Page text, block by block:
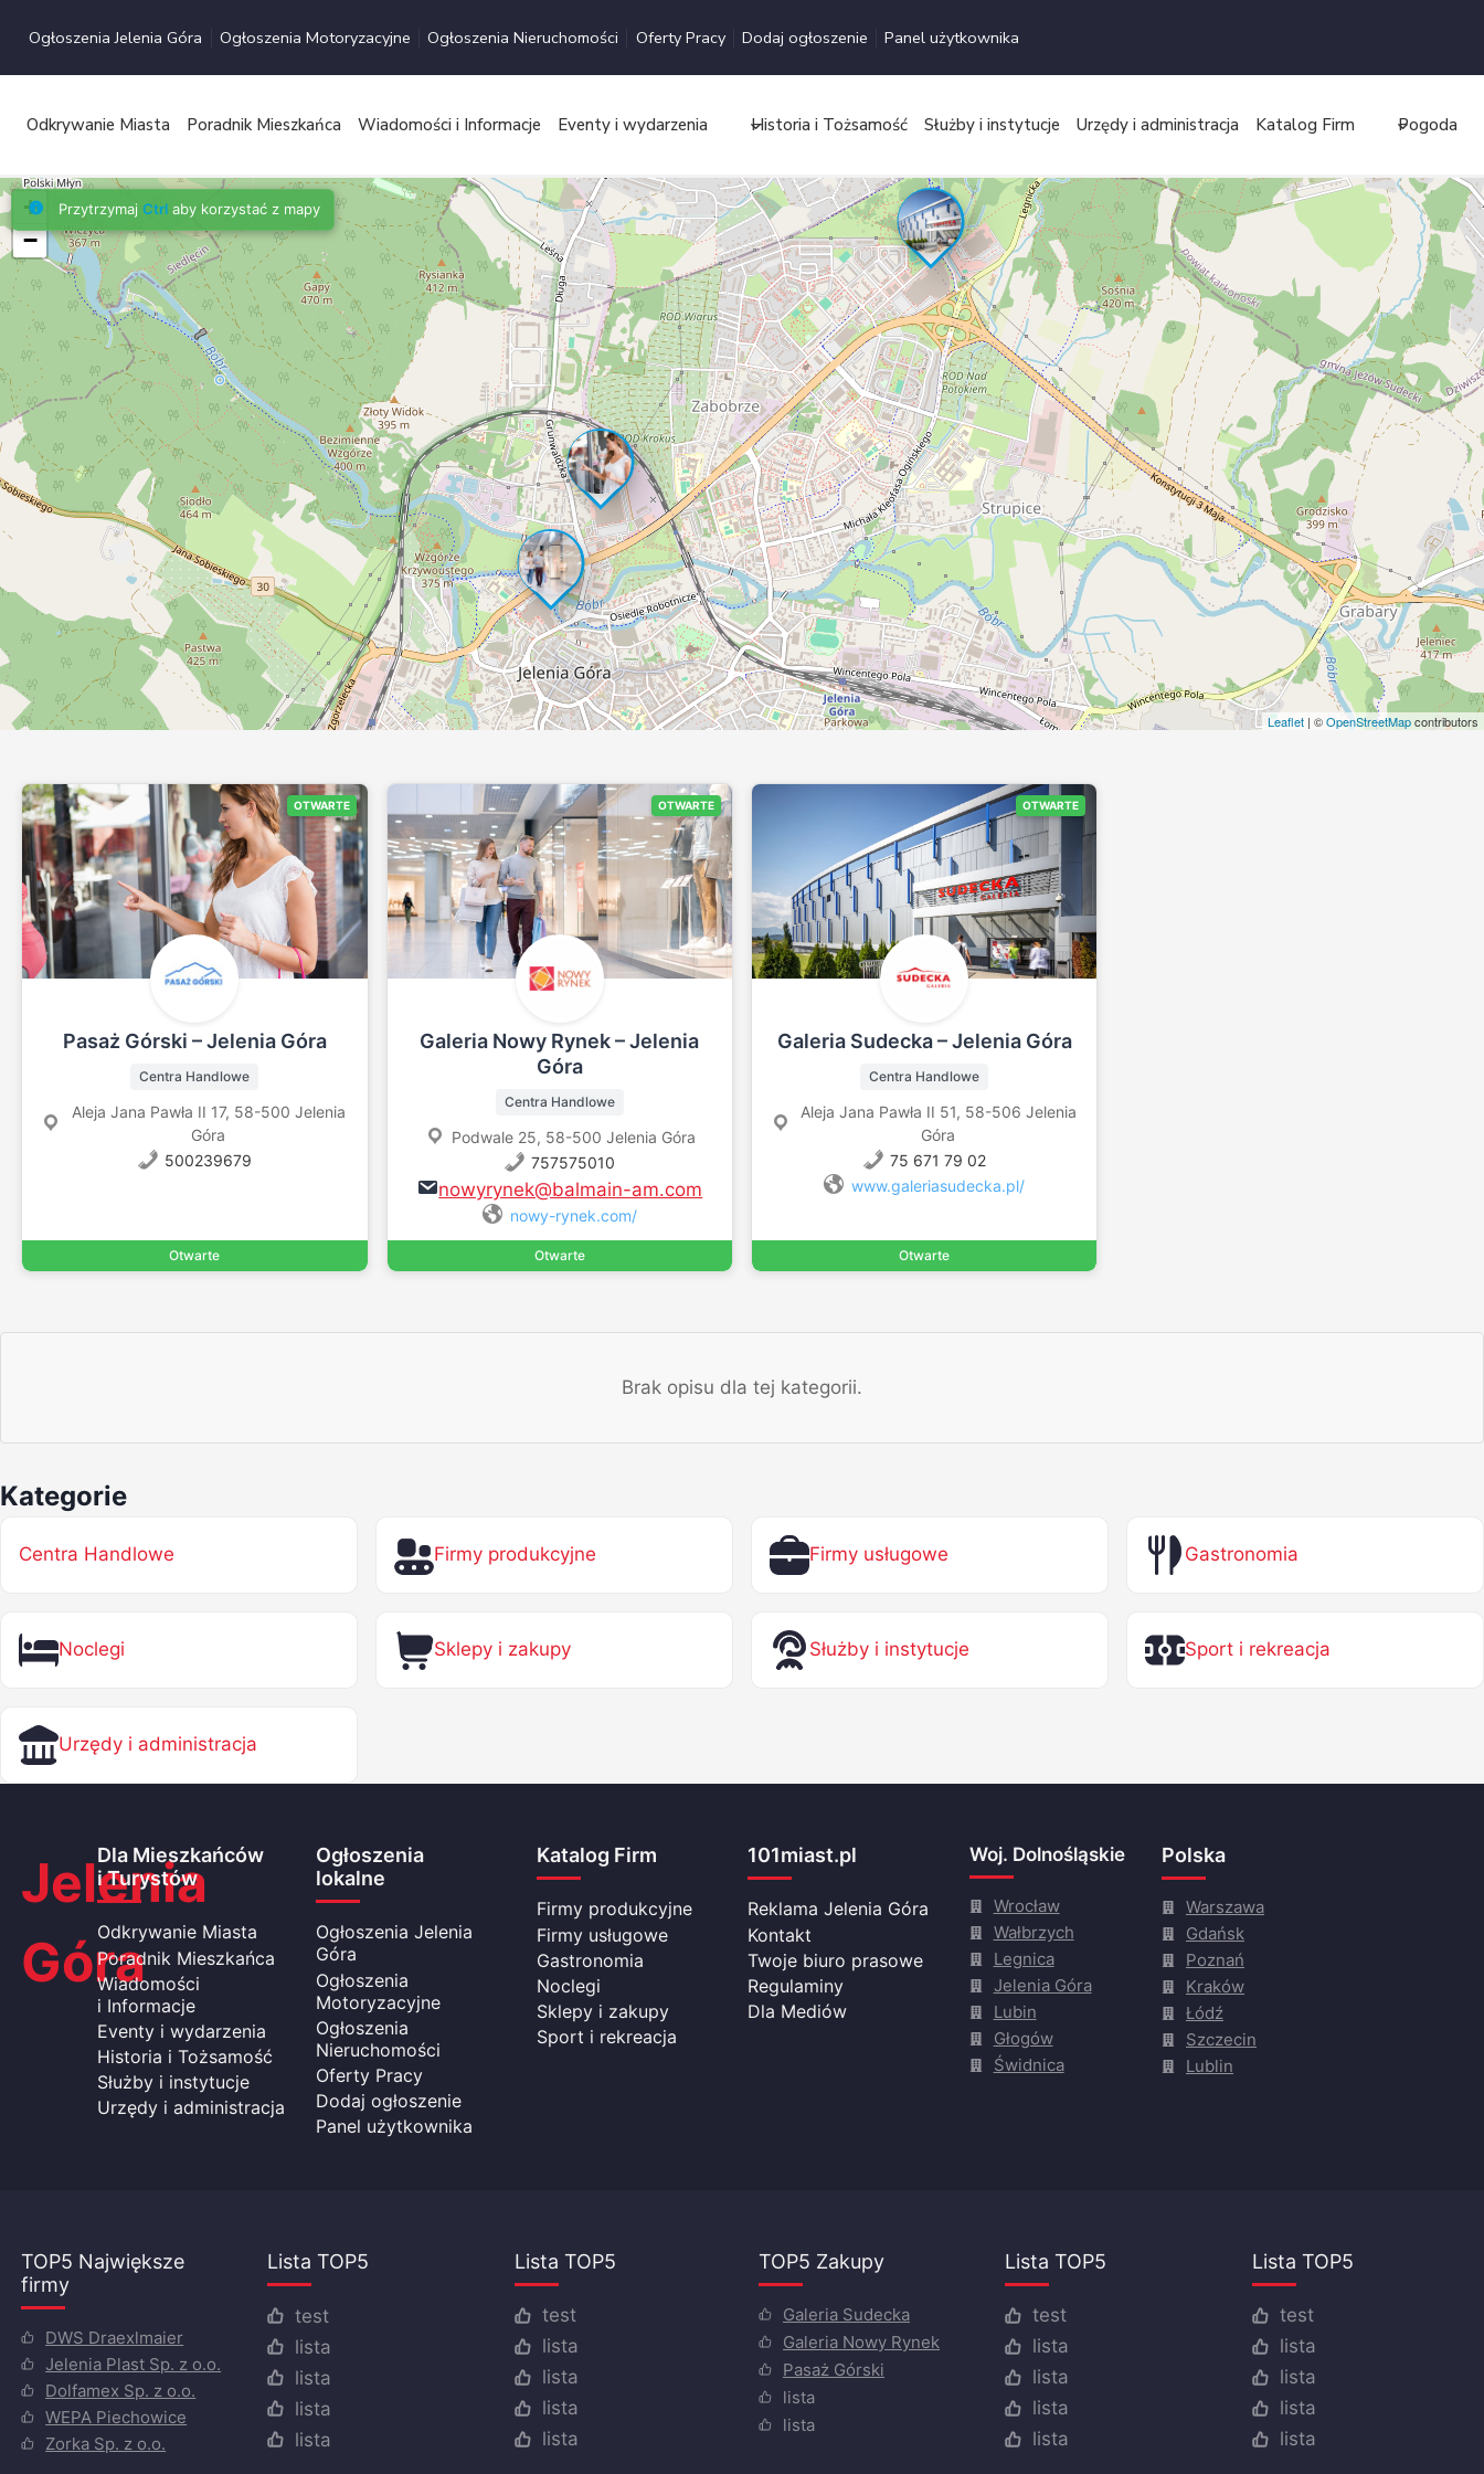
Ogłoszenia Jelenia Góra Ogłoszenia Motoryzacyjne Ogłoszenia Nieruchomości Oferty Pracy Dodaj ogłoszenie Panel użytkownika
Odkrywanie Miasta Poradnik Mieszkańca Wiadomości i Informacje Eventy i wydarzenia Historia i Tożsamość Służby i instytucje Urzędy i administracja Katalog Firm Pogoda
+
−
Leaflet | ©OpenStreetMapcontributors
Przytrzymaj Ctrl aby korzystać z mapy
OTWARTE
Pasaż Górski – Jelenia Góra
Centra Handlowe
Aleja Jana Pawła II 17, 58-500 Jelenia
Góra
500239679
Otwarte
OTWARTE
Galeria Nowy Rynek – Jelenia
Góra
Centra Handlowe
Podwale 25, 58-500 Jelenia Góra
757575010
nowyrynek@balmain-am.com
nowy-rynek.com/
Otwarte
OTWARTE
Galeria Sudecka – Jelenia Góra
Centra Handlowe
Aleja Jana Pawła II 51, 58-506 Jelenia
Góra
75 671 79 02
www.galeriasudecka.pl/
Otwarte
Brak opisu dla tej kategorii.
Kategorie
Centra Handlowe Firmy produkcyjne Firmy usługowe Gastronomia
Noclegi Sklepy i zakupy Służby i instytucje Sport i rekreacja
Urzędy i administracja
Jelenia
Góra
Dla Mieszkańców
i Turystów
Odkrywanie Miasta
Poradnik Mieszkańca
Wiadomości
i Informacje
Eventy i wydarzenia
Historia i Tożsamość
Służby i instytucje
Urzędy i administracja
Ogłoszenia
lokalne
Ogłoszenia Jelenia
Góra
Ogłoszenia
Motoryzacyjne
Ogłoszenia
Nieruchomości
Oferty Pracy
Dodaj ogłoszenie
Panel użytkownika
Katalog Firm
Firmy produkcyjne
Firmy usługowe
Gastronomia
Noclegi
Sklepy i zakupy
Sport i rekreacja
101miast.pl
Reklama Jelenia Góra
Kontakt
Twoje biuro prasowe
Regulaminy
Dla Mediów
Woj. Dolnośląskie
Wrocław
Wałbrzych
Legnica
Jelenia Góra
Lubin
Głogów
Świdnica
Polska
Warszawa
Gdańsk
Poznań
Kraków
Łódź
Szczecin
Lublin
TOP5 Największe
firmy
DWS Draexlmaier
Jelenia Plast Sp. z o.o.
Dolfamex Sp. z o.o.
WEPA Piechowice
Zorka Sp. z o.o.
Lista TOP5
test
lista
lista
lista
lista
Lista TOP5
test
lista
lista
lista
lista
TOP5 Zakupy
Galeria Sudecka
Galeria Nowy Rynek
Pasaż Górski
lista
lista
Lista TOP5
test
lista
lista
lista
lista
Lista TOP5
test
lista
lista
lista
lista